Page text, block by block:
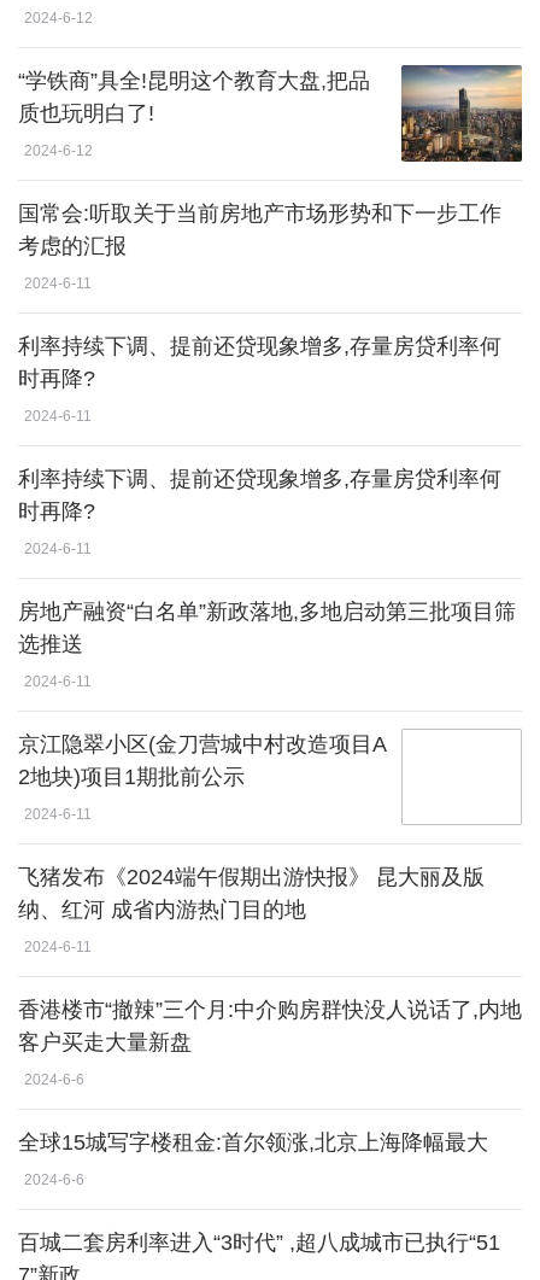
2024-6-12
“学铁商”具全!昆明这个教育大盘,把品
质也玩明白了!
2024-6-12
国常会:听取关于当前房地产市场形势和下一步工作
考虑的汇报
2024-6-11
利率持续下调、提前还贷现象增多,存量房贷利率何
时再降?
2024-6-11
利率持续下调、提前还贷现象增多,存量房贷利率何
时再降?
2024-6-11
房地产融资“白名单”新政落地,多地启动第三批项目筛
选推送
2024-6-11
京江隐翠小区(金刀营城中村改造项目A
2地块)项目1期批前公示
2024-6-11
飞猪发布《2024端午假期出游快报》 昆大丽及版
纳、红河 成省内游热门目的地
2024-6-11
香港楼市“撤辣”三个月:中介购房群快没人说话了,内地
客户买走大量新盘
2024-6-6
全球15城写字楼租金:首尔领涨,北京上海降幅最大
2024-6-6
百城二套房利率进入“3时代” ,超八成城市已执行“51
7”新政